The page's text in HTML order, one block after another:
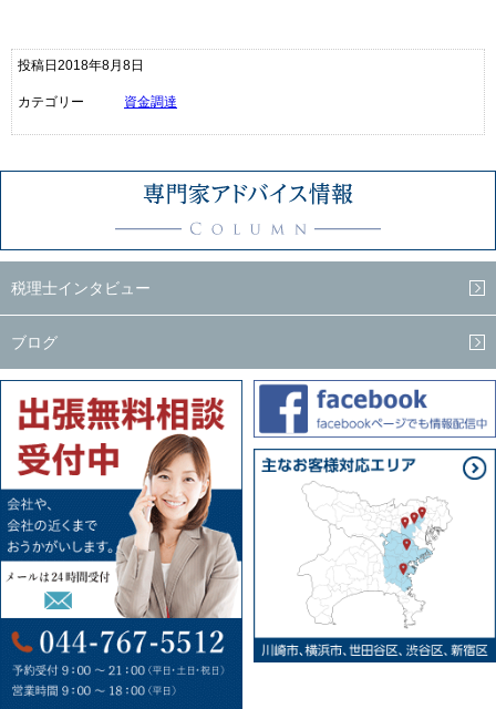
投稿日2018年8月8日
カテゴリー 資金調達
税理士インタビュー
ブログ